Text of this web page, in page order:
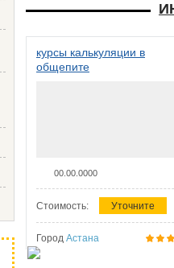
курсы калькуляции в
общепите
00.00.0000
Стоимость: Уточните
Город Астана